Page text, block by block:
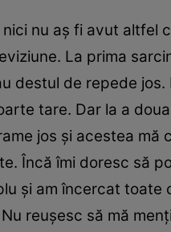
nu aş fi avut
La prima
destul de repede
tare. Dar la a
jos şi acestea mă
Încă îmi doresc să
şi am încercat
reuşesc să mă